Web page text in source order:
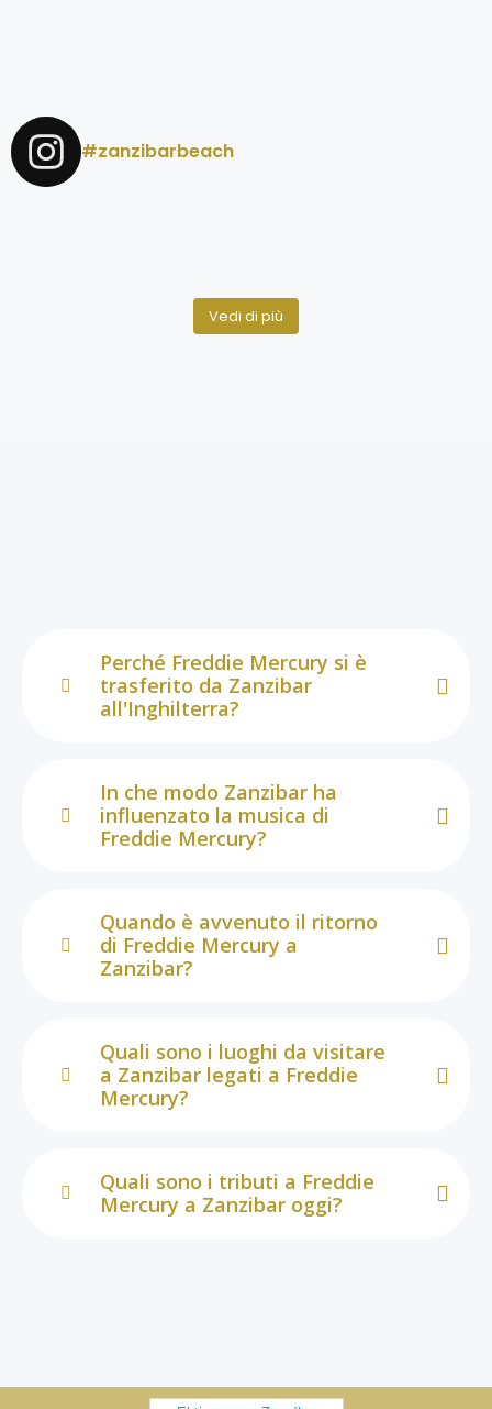
#zanzibarbeach
Vedi di più
Perché Freddie Mercury si è
trasferito da Zanzibar
all'Inghilterra?
In che modo Zanzibar ha
influenzato la musica di
Freddie Mercury?
Quando è avvenuto il ritorno
di Freddie Mercury a
Zanzibar?
Quali sono i luoghi da visitare
a Zanzibar legati a Freddie
Mercury?
Quali sono i tributi a Freddie
Mercury a Zanzibar oggi?